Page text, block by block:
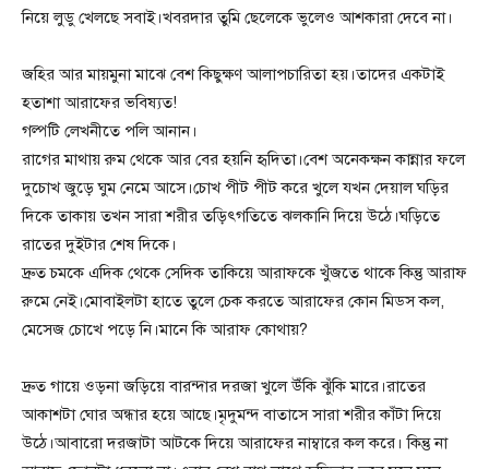
নিয়ে লুডু খেলছে সবাই।খবরদার তুমি ছেলেকে ভুলেও আশকারা দেবে না।
জহির আর মায়মুনা মাঝে বেশ কিছুক্ষণ আলাপচারিতা হয়।তাদের একটাই
হতাশা আরাফের ভবিষ্যত!
গল্পটি লেখনীতে পলি আনান।
রাগের মাথায় রুম থেকে আর বের হয়নি হৃদিতা।বেশ অনেকক্ষন কান্নার ফলে
দুচোখ জুড়ে ঘুম নেমে আসে।চোখ পীট পীট করে খুলে যখন দেয়াল ঘড়ির
দিকে তাকায় তখন সারা শরীর তড়িৎগতিতে ঝলকানি দিয়ে উঠে।ঘড়িতে
রাতের দুইটার শেষ দিকে।
দ্রুত চমকে এদিক থেকে সেদিক তাকিয়ে আরাফকে খুঁজতে থাকে কিন্তু আরাফ
রুমে নেই।মোবাইলটা হাতে তুলে চেক করতে আরাফের কোন মিডস কল,
মেসেজ চোখে পড়ে নি।মানে কি আরাফ কোথায়?
দ্রুত গায়ে ওড়না জড়িয়ে বারন্দার দরজা খুলে উঁকি ঝুঁকি মারে।রাতের
আকাশটা ঘোর অন্ধার হয়ে আছে।মৃদুমন্দ বাতাসে সারা শরীর কাঁটা দিয়ে
উঠে।আবারো দরজাটা আটকে দিয়ে আরাফের নাম্বারে কল করে। কিন্তু না